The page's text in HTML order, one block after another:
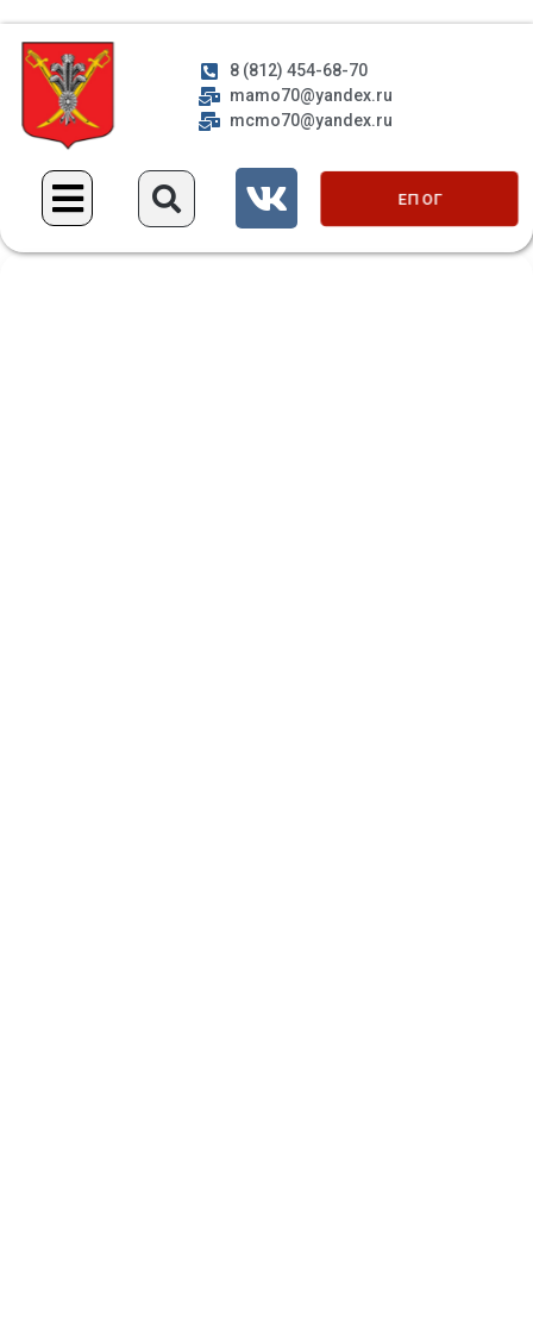
8 (812) 454-68-70
mamo70@yandex.ru
mcmo70@yandex.ru
ЕП ОГ